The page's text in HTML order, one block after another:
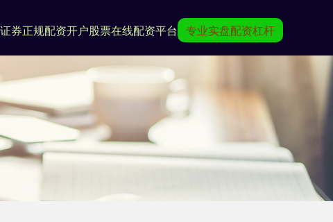
券正规配资开户股票在线配资平台 专业实盘配资杠杆